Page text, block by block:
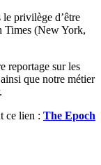
privilège d’être
Times (New York,
reportage sur les
que notre métier
ce lien : The Epoch